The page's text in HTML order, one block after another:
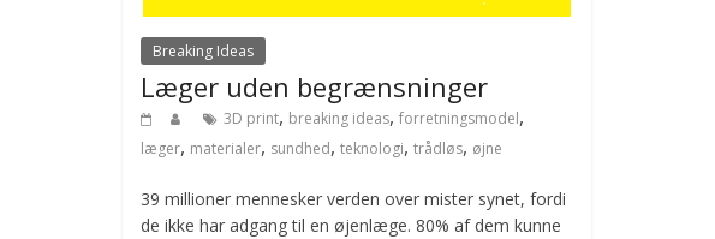
Breaking Ideas
Læger uden begrænsninger
3D print, breaking ideas, forretningsmodel,
læger, materialer, sundhed, teknologi, trådløs, øjne
39 millioner mennesker verden over mister synet, fordi
de ikke har adgang til en øjenlæge. 80% af dem kunne